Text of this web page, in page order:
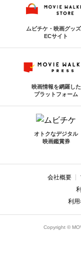
ムビチケ・映画グッ
ECサイト
映画情報を網羅した
プラットフォーム
オトクなデジタル
映画鑑賞券
会社概要
利
Copyright ©